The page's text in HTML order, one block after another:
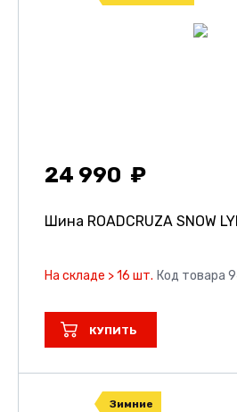
24 990
Шина ROADCRUZA SNOW
На складе > 16 шт. Код товара
КУПИТЬ
Зимние